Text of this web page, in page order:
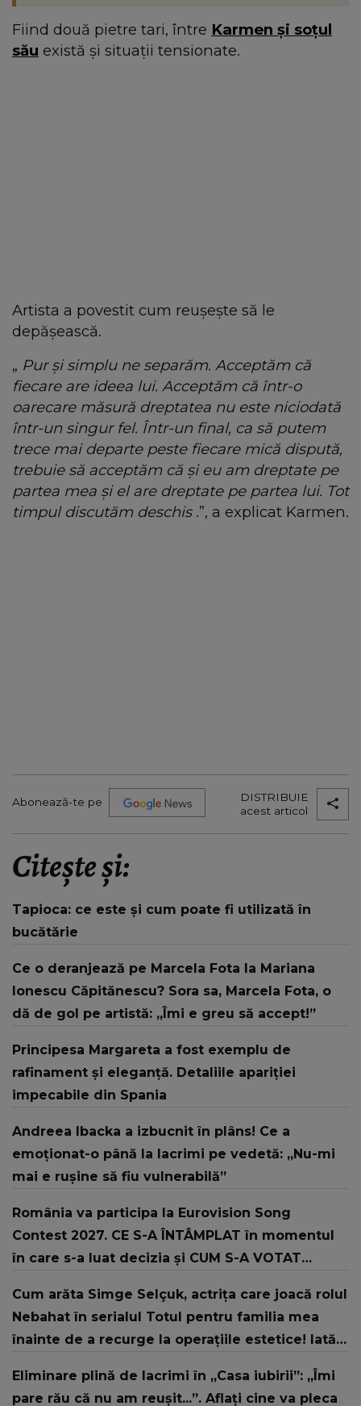
Fiind două pietre tari, între Karmen și soțul
său există și situații tensionate.
Artista a povestit cum reușește să le
depășească.
„ Pur și simplu ne separăm. Acceptăm că
fiecare are ideea lui. Acceptăm că într-o
oarecare măsură dreptatea nu este niciodată
într-un singur fel. Într-un final, ca să putem
trece mai departe peste fiecare mică dispută,
trebuie să acceptăm că și eu am dreptate pe
partea mea și el are dreptate pe partea lui. Tot
timpul discutăm deschis .”, a explicat Karmen.
Abonează-te pe
DISTRIBUIE
acest articol
Citește și:
Tapioca: ce este și cum poate fi utilizată în
bucătărie
Ce o deranjează pe Marcela Fota la Mariana
Ionescu Căpitănescu? Sora sa, Marcela Fota, o
dă de gol pe artistă: „Îmi e greu să accept!”
Principesa Margareta a fost exemplu de
rafinament și eleganță. Detaliile apariției
impecabile din Spania
Andreea Ibacka a izbucnit în plâns! Ce a
emoționat-o până la lacrimi pe vedetă: „Nu-mi
mai e rușine să fiu vulnerabilă”
România va participa la Eurovision Song
Contest 2027. CE S-A ÎNTÂMPLAT în momentul
în care s-a luat decizia și CUM S-A VOTAT
strategic de..."
Cum arăta Simge Selçuk, actrița care joacă rolul
Nebahat în serialul Totul pentru familia mea
înainte de a recurge la operațiile estetice! Iată
„Tinerețe rebelă”
Eliminare plină de lacrimi în „Casa iubirii”: „Îmi
pare rău că nu am reușit...”. Aflați cine va pleca